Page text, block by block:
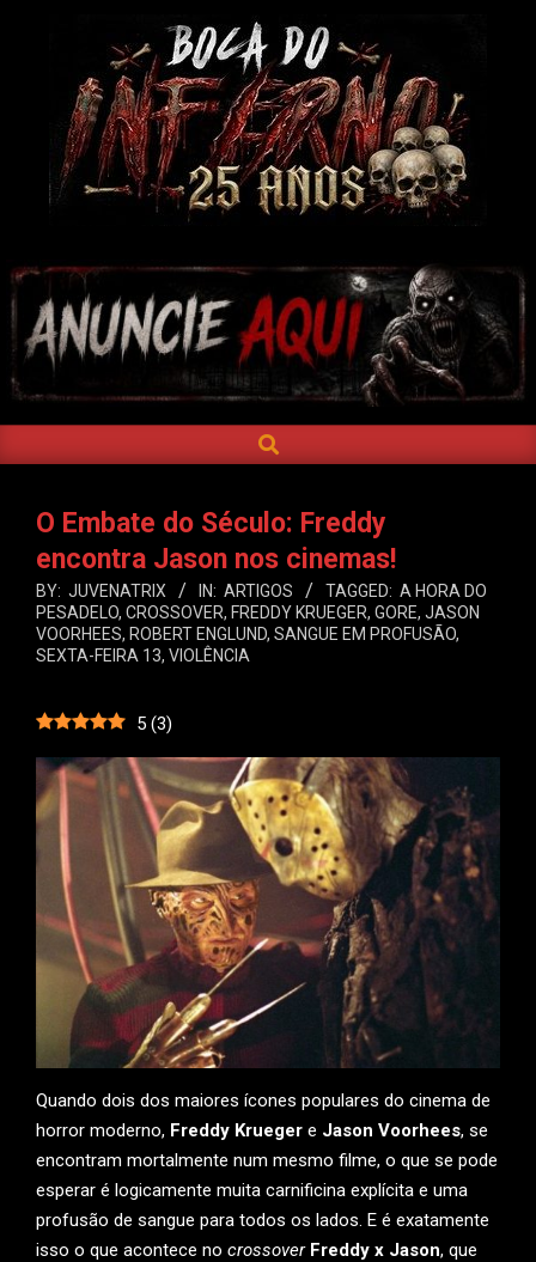
DO
INFERNO
Navigation
SEARCH
O Embate do Século: Freddy
encontra Jason nos cinemas!
BY: JUVENATRIX IN: ARTIGOS TAGGED: A HORA DO
PESADELO, CROSSOVER, FREDDY KRUEGER, GORE, JASON
VOORHEES, ROBERT ENGLUND, SANGUE EM PROFUSÃO,
SEXTA-FEIRA 13, VIOLÊNCIA
5 (3)
Quando dois dos maiores ícones populares do cinema de
horror moderno, Freddy Krueger e Jason Voorhees, se
encontram mortalmente num mesmo filme, o que se pode
esperar é logicamente muita carnificina explícita e uma
profusão de sangue para todos os lados. E é exatamente
isso o que acontece no crossover Freddy x Jason, que